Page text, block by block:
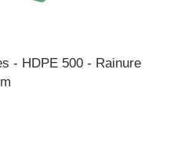
- HDPE 500 - Rainure